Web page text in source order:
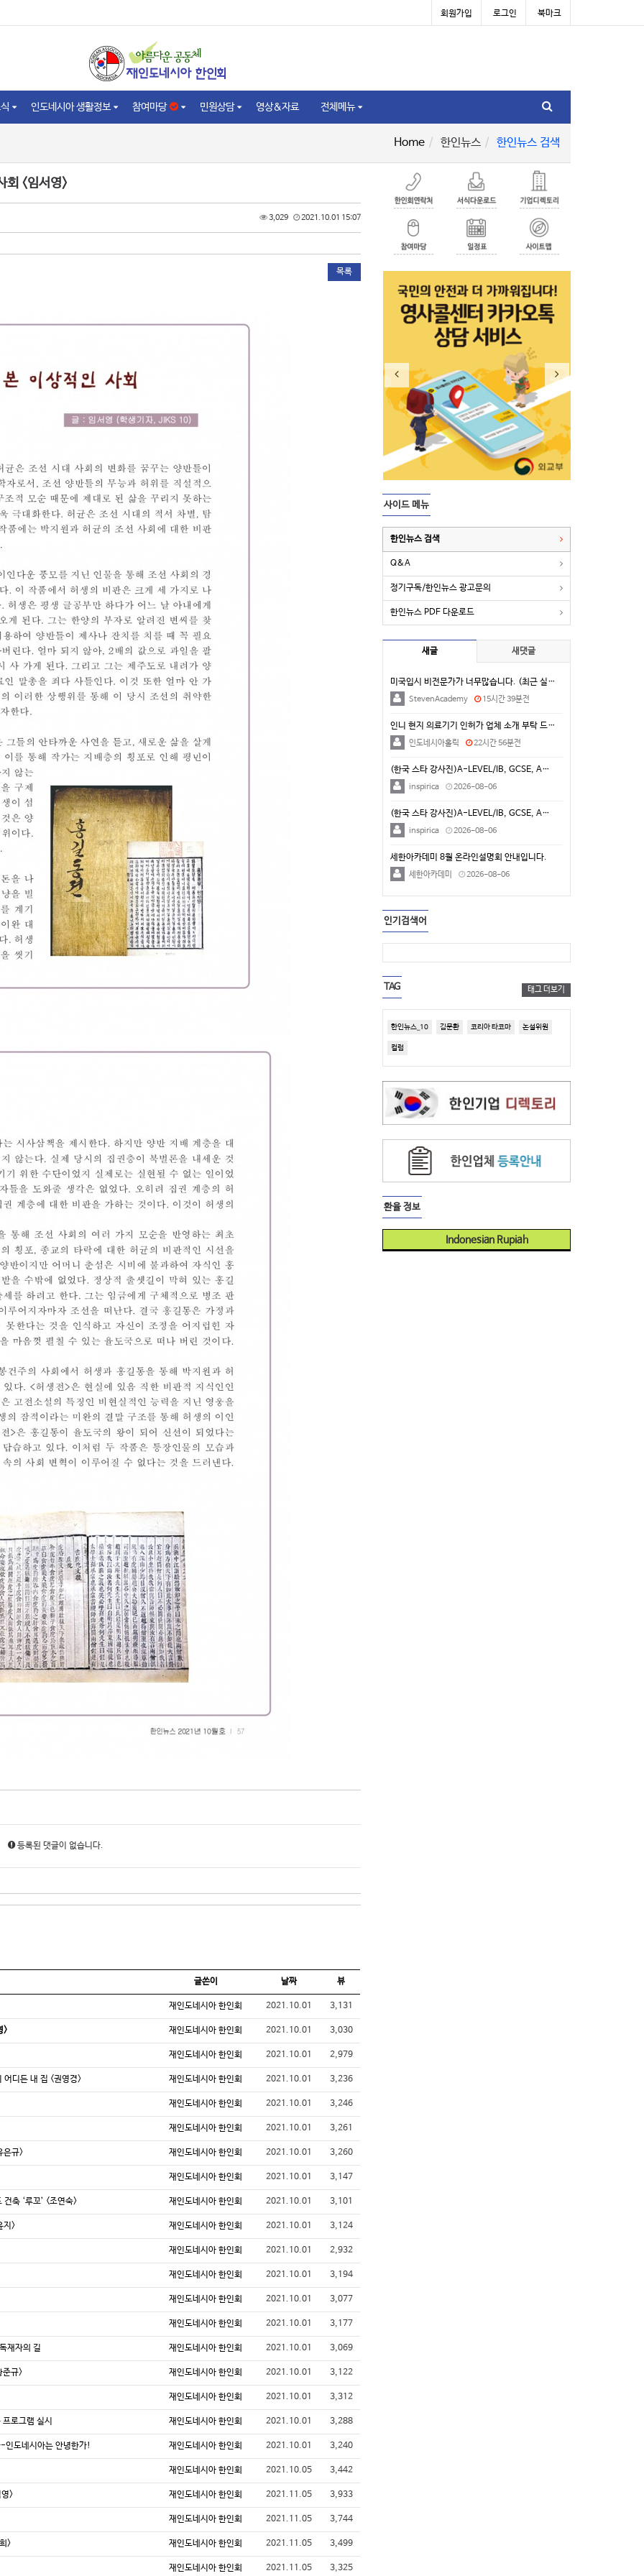
회원가입 로그인 북마크
인도네시아 생활정보 참여마당 민원상담 영상&자료 전체메뉴
Home 한인뉴스 한인뉴스 검색
<임서영>
3,029 2021.10.01 15:07
목록
등록된 댓글이 없습니다.
글쓴이 날짜 뷰
재인도네시아 한인회 2021.10.01 3,131
> 재인도네시아 한인회 2021.10.01 3,030
재인도네시아 한인회 2021.10.01 2,979
디든 내 집 <권영경> 재인도네시아 한인회 2021.10.01 3,236
재인도네시아 한인회 2021.10.01 3,246
재인도네시아 한인회 2021.10.01 3,261
은규> 재인도네시아 한인회 2021.10.01 3,260
재인도네시아 한인회 2021.10.01 3,147
축 ‘루꼬’ <조연숙> 재인도네시아 한인회 2021.10.01 3,101
지> 재인도네시아 한인회 2021.10.01 3,124
재인도네시아 한인회 2021.10.01 2,932
재인도네시아 한인회 2021.10.01 3,194
재인도네시아 한인회 2021.10.01 3,077
재인도네시아 한인회 2021.10.01 3,177
재자의 길 재인도네시아 한인회 2021.10.01 3,069
규> 재인도네시아 한인회 2021.10.01 3,122
재인도네시아 한인회 2021.10.01 3,312
로그램 실시 재인도네시아 한인회 2021.10.01 3,288
인도네시아는 안녕한가! 재인도네시아 한인회 2021.10.01 3,240
재인도네시아 한인회 2021.10.05 3,442
> 재인도네시아 한인회 2021.11.05 3,933
재인도네시아 한인회 2021.11.05 3,744
> 재인도네시아 한인회 2021.11.05 3,499
재인도네시아 한인회 2021.11.05 3,325
사이드 메뉴
한인뉴스 검색
Q&A
정기구독/한인뉴스 광고문의
한인뉴스 PDF 다운로드
새글 새댓글
미국입시 비전문가가 너무많습니다. (최근 실제 상담 사…
StevenAcademy 15시간 39분전
인니 현지 의료기기 인허가 업체 소개 부탁 드립니다.
인도네시아홀릭 22시간 56분전
(한국 스타 강사진)A-LEVEL/IB, GCSE, A…
inspirica 2026-08-06
(한국 스타 강사진)A-LEVEL/IB, GCSE, A…
inspirica 2026-08-06
세한아카데미 8월 온라인설명회 안내입니다.
세한아카데미 2026-08-06
인기검색어
TAG 태그 더보기
한인뉴스_10 김문환 코리아 타코마 논설위원
컬럼
환율 정보
Indonesian Rupiah